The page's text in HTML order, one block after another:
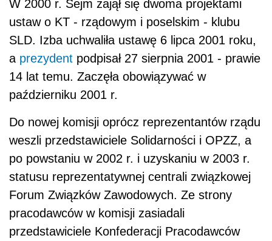
W 2000 r. Sejm zajął się dwoma projektami
ustaw o KT - rządowym i poselskim - klubu
SLD. Izba uchwaliła ustawę 6 lipca 2001 roku,
a prezydent podpisał 27 sierpnia 2001 - prawie
14 lat temu. Zaczęła obowiązywać w
październiku 2001 r.
Do nowej komisji oprócz reprezentantów rządu
weszli przedstawiciele Solidarności i OPZZ, a
po powstaniu w 2002 r. i uzyskaniu w 2003 r.
statusu reprezentatywnej centrali związkowej
Forum Związków Zawodowych. Ze strony
pracodawców w komisji zasiadali
przedstawiciele Konfederacji Pracodawców